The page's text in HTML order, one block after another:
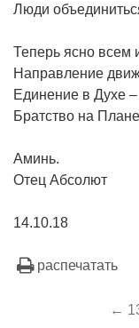
Люди
Теперь ясно всем
Направление
Единение в Духе
Братство на
Аминь.
Отец Абсолют
14.10.18
распечатать
←